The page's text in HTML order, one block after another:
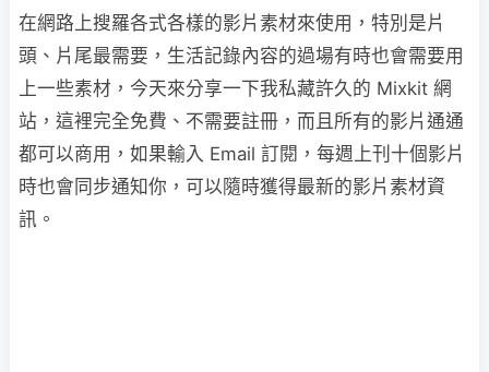
在網路上搜羅各式各樣的影片素材來使用，特別是片
頭、片尾最需要，生活記錄內容的過場有時也會需要用
上一些素材，今天來分享一下我私藏許久的 Mixkit 網
站，這裡完全免費、不需要註冊，而且所有的影片通通
都可以商用，如果輸入 Email 訂閱，每週上刊十個影片
時也會同步通知你，可以隨時獲得最新的影片素材資
訊。